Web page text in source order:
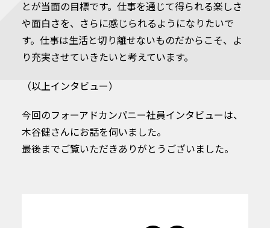
とが当面の目標です。仕事を通じて得られる楽しさ
や面白さを、さらに感じられるようになりたいで
す。仕事は生活と切り離せないものだからこそ、よ
り充実させていきたいと考えています。
（以上インタビュー）
今回のフォーアドカンパニー社員インタビューは、
木谷健さんにお話を伺いました。
最後までご覧いただきありがとうございました。